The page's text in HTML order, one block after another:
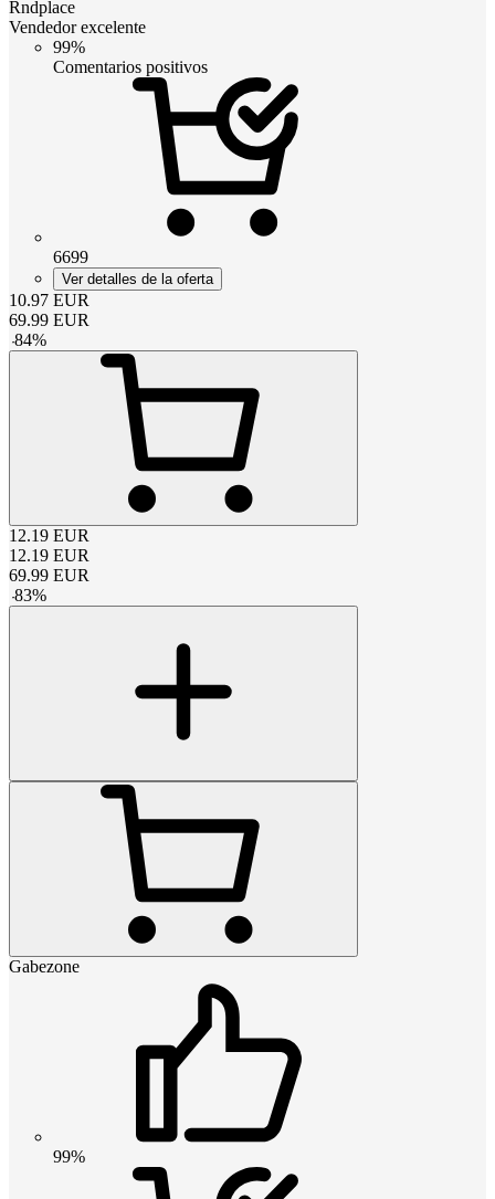
Rndplace
Vendedor excelente
99%
Comentarios positivos
6699
Ver detalles de la oferta
10.97 EUR
69.99 EUR
-84%
12.19 EUR
12.19 EUR
69.99 EUR
-83%
Gabezone
99%